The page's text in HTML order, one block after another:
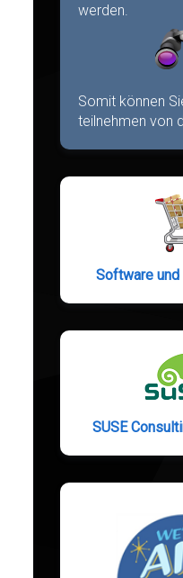
werden.
Somit können
teilnehmen von
Software
SUSE